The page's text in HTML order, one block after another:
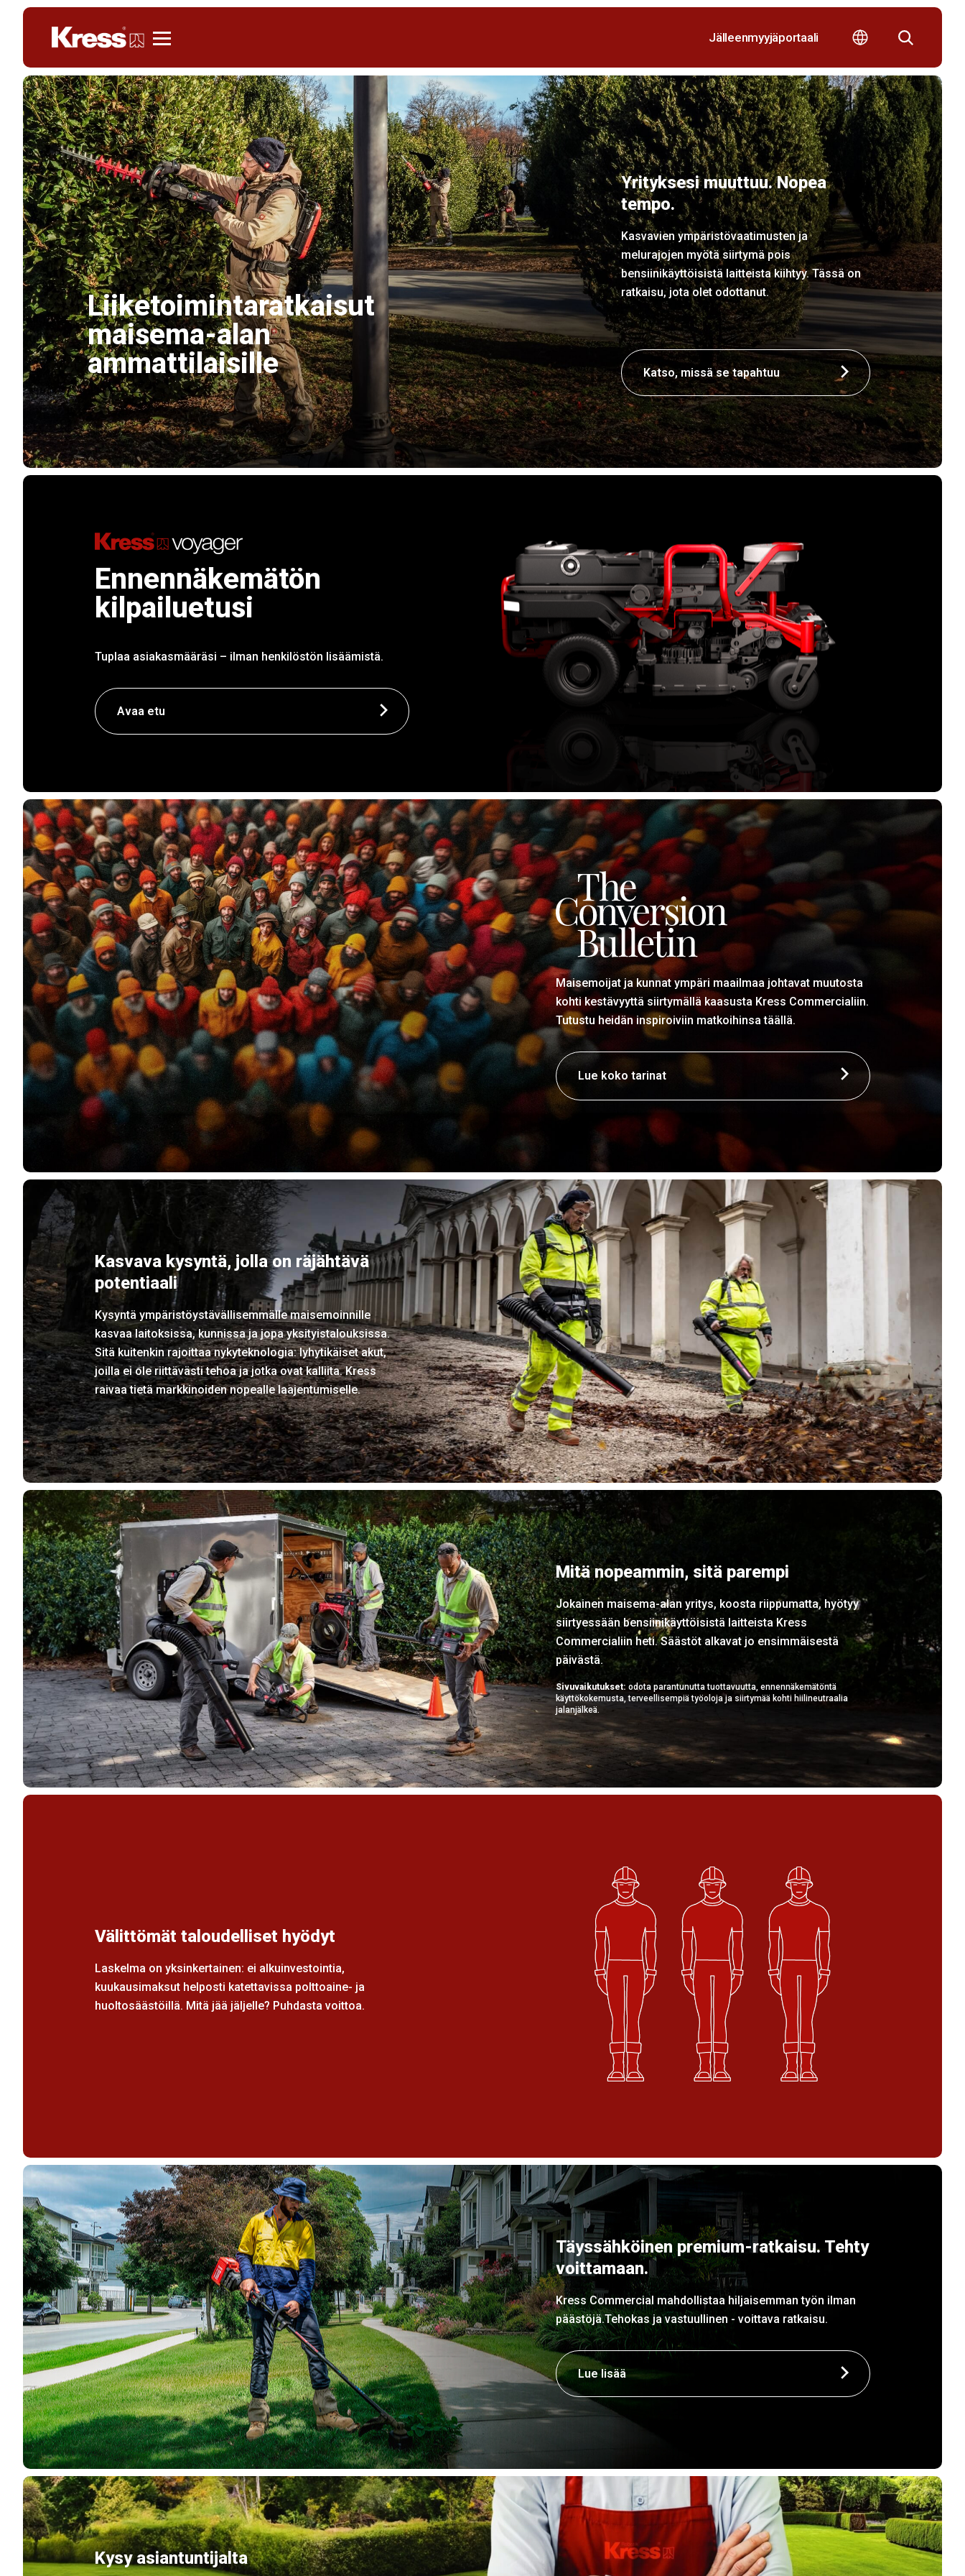
Jälleenmyyjäportaali
Liiketoimintaratkaisut
maisema-alan
ammattilaisille
Yrityksesi muuttuu. Nopea
tempo.
Kasvavien ympäristövaatimusten ja
melurajojen myötä siirtymä pois
bensiinikäyttöisistä laitteista kiihtyy. Tässä on
ratkaisu, jota olet odottanut.
Katso, missä se tapahtuu
Ennennäkemätön
kilpailuetusi
Tuplaa asiakasmääräsi – ilman henkilöstön lisäämistä.
Avaa etu
Maisemoijat ja kunnat ympäri maailmaa johtavat muutosta
kohti kestävyyttä siirtymällä kaasusta Kress Commercialiin.
Tutustu heidän inspiroiviin matkoihinsa täällä.
Lue koko tarinat
Kasvava kysyntä, jolla on räjähtävä
potentiaali
Kysyntä ympäristöystävällisemmälle maisemoinnille
kasvaa laitoksissa, kunnissa ja jopa yksityistalouksissa.
Sitä kuitenkin rajoittaa nykyteknologia: lyhytikäiset akut,
joilla ei ole riittävästi tehoa ja jotka ovat kalliita. Kress
raivaa tietä markkinoiden nopealle laajentumiselle.
Mitä nopeammin, sitä parempi
Jokainen maisema-alan yritys, koosta riippumatta, hyötyy
siirtyessään bensiinikäyttöisistä laitteista Kress
Commercialiin heti. Säästöt alkavat jo ensimmäisestä
päivästä.
Sivuvaikutukset: odota parantunutta tuottavuutta, ennennäkemätöntä
käyttökokemusta, terveellisempiä työoloja ja siirtymää kohti hiilineutraalia
jalanjälkeä.
Välittömät taloudelliset hyödyt
Laskelma on yksinkertainen: ei alkuinvestointia,
kuukausimaksut helposti katettavissa polttoaine- ja
huoltosäästöillä. Mitä jää jäljelle? Puhdasta voittoa.
Täyssähköinen premium-ratkaisu. Tehty
voittamaan.
Kress Commercial mahdollistaa hiljaisemman työn ilman
päästöjä.Tehokas ja vastuullinen - voittava ratkaisu.
Lue lisää
Kysy asiantuntijalta